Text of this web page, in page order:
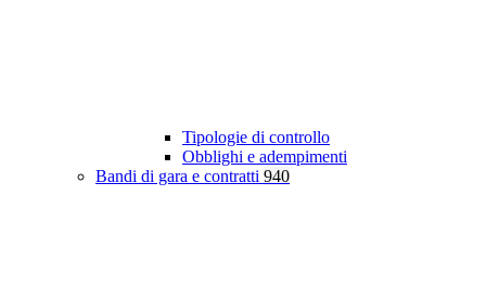
Tipologie di controllo
Obblighi e adempimenti
Bandi di gara e contratti 940